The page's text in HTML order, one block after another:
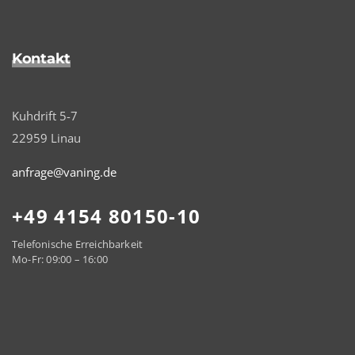
Kontakt
Kuhdrift 5-7
22959 Linau
anfrage@vaning.de
+49 4154 80150-10
Telefonische Erreichbarkeit
Mo-Fr: 09:00 – 16:00